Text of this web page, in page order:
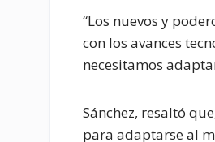
“Los nuevos y
con los avances
necesitamos
Sánchez, resaltó
para adaptarse al